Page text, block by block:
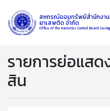
สหกรณ์ออมทรัพย์สำนักงา
ยาเสพติด จำกัด
Office of the Narcotics Control Board
รายการย่อแส
สิน